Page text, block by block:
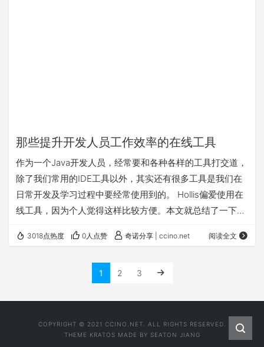
那些提升开发人员工作效率的在线工具
作为一个Java开发人员，经常要和各种各样的工具打交道，
除了我们常用的IDE工具以外，其实还有很多工具是我们在
日常开发及学习过程中要经常使用到的。 Hollis偏爱使用在
线工具，因为个人觉得这样比较方便。本文就总结了一下我
http://grepcode.com/ Grepcode是一个面向于Java开发人
各种关键字在线查看它对应的源码，知道对应的project、
3018点热度 0人点赞 奇诺分享 | ccino.net 阅读全文
1 2 3
COPYRIGHT © 2021 CCINO.NET. ALL RIGHTS RESERVED.
THEME KRATOS MADE BY SEATON JIANG